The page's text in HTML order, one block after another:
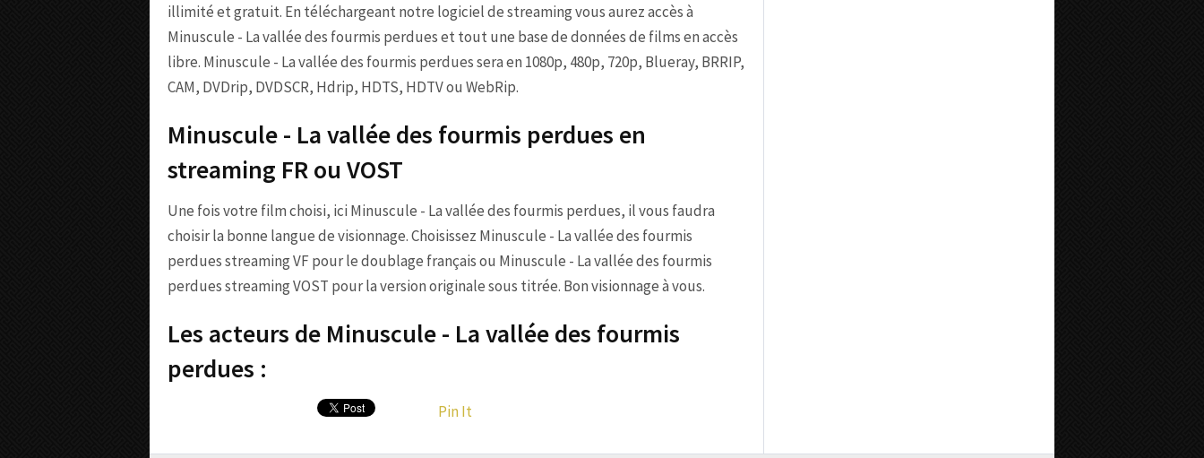
illimité et gratuit. En téléchargeant notre logiciel de streaming vous aurez accès à
Minuscule - La vallée des fourmis perdues et tout une base de données de films en accès
libre. Minuscule - La vallée des fourmis perdues sera en 1080p, 480p, 720p, Blueray, BRRIP,
CAM, DVDrip, DVDSCR, Hdrip, HDTS, HDTV ou WebRip.
Minuscule - La vallée des fourmis perdues en
streaming FR ou VOST
Une fois votre film choisi, ici Minuscule - La vallée des fourmis perdues, il vous faudra
choisir la bonne langue de visionnage. Choisissez Minuscule - La vallée des fourmis
perdues streaming VF pour le doublage français ou Minuscule - La vallée des fourmis
perdues streaming VOST pour la version originale sous titrée. Bon visionnage à vous.
Les acteurs de Minuscule - La vallée des fourmis
perdues :
Pin It